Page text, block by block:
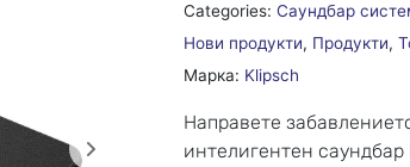
Categories: Саундбар
Нови продукти, Продукти,
Марка: Klipsch
Направете
интелигентен саундбар